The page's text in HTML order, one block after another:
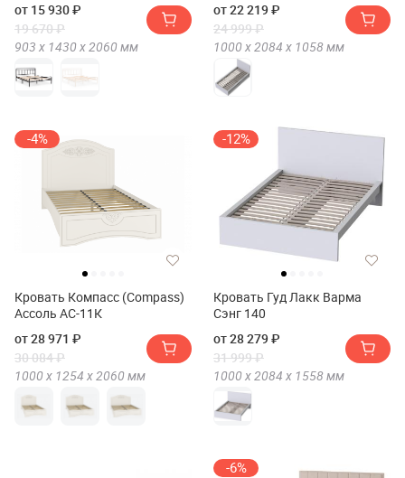
от 15 930 ₽
19 670 ₽
903 х 1430 х2060 мм
от 22 219 ₽
24 999 ₽
1000 х2084 х 1058мм
-4%
Кровать Компасс (Compass)
Ассоль АС-11К
от 28 971 ₽
30 084 ₽
1000 х 1254 х2060 мм
-12%
Кровать Гуд Лакк Варма
Сэнг 140
от 28 279 ₽
31 999 ₽
1000 х2084 х 1558мм
-6%